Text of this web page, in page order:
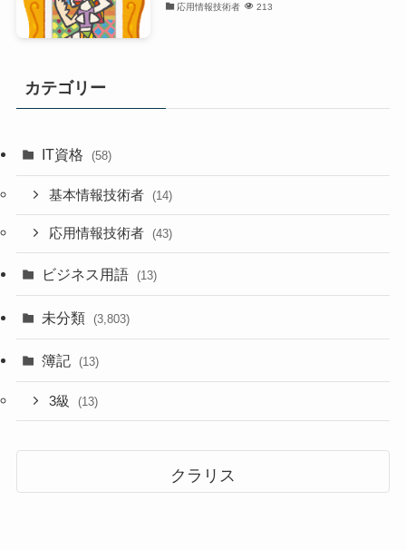
応用情報技術者 213
カテゴリー
IT資格 (58)
基本情報技術者 (14)
応用情報技術者 (43)
ビジネス用語 (13)
未分類 (3,803)
簿記 (13)
3級 (13)
クラリス